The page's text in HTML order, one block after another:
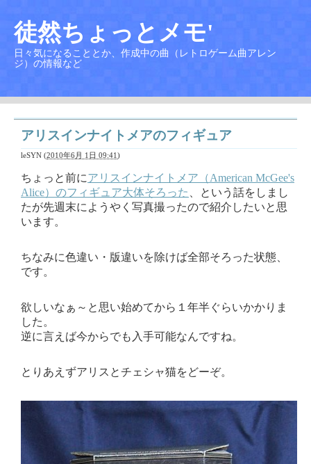
徒然ちょっとメモ'
日々気になることとか、作成中の曲（レトロゲーム曲アレン
ジ）の情報など
アリスインナイトメアのフィギュア
leSYN (2010年6月 1日 09:41)
ちょっと前にアリスインナイトメア（American McGee's
Alice）のフィギュア大体そろった
、という話をしまし
たが先週末にようやく写真撮ったので紹介したいと思
います。
ちなみに色違い・版違いを除けば全部そろった状態、
です。
欲しいなぁ～と思い始めてから１年半ぐらいかかりま
した。
逆に言えば今からでも入手可能なんですね。
とりあえずアリスとチェシャ猫をどーぞ。